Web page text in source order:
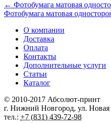
← Фотобумага матовая
Фотобумага матовая
О компании
Доставка
Оплата
Контакты
Дополнительные услуги
Статьи
Каталог
© 2010-2017 Абсолют-принт
г. Нижний Новгород, ул. Новая
тел.: +7 (831) 439-72-98